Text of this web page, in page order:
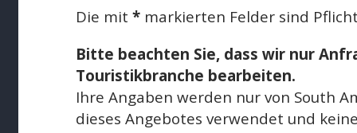
Die mit * markierten Felder sind
Bitte beachten Sie, dass wir nur
Touristikbranche bearbeiten.
Ihre Angaben werden nur von South
dieses Angebotes verwendet und